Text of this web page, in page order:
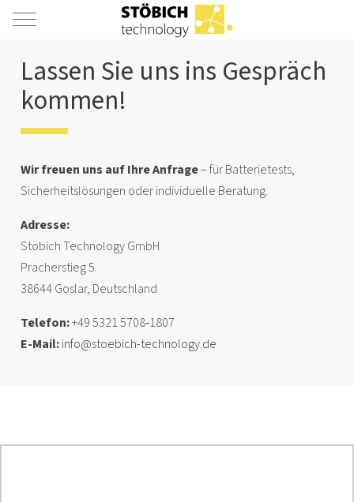
Mobile Menu Toggle
Lassen Sie uns ins Gespräch
kommen!
Wir freuen uns auf Ihre Anfrage– für Batterietests,
Sicherheitslösungen oder individuelle Beratung.
Adresse:
Stöbich Technology GmbH
Pracherstieg 5
38644 Goslar, Deutschland
Telefon:+49 5321 5708‑1807
E-Mail:info@stoebich-technology.de